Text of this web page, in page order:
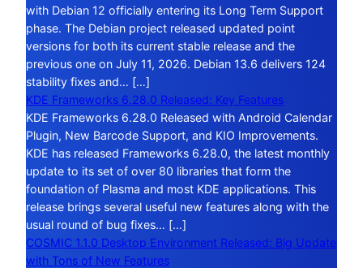
with Debian 12 officially entering its Long Term Support
phase. The Debian project released updated point
versions for both its current stable release and the
previous one on July 11, 2026. Debian 13.6 delivers 124
stability fixes and… […]
KDE Frameworks 6.28.0 Released: Key Features
KDE Frameworks 6.28.0 Released with Android Calendar
Plugin, New Barcode Support, and KIO Improvements.
KDE has released Frameworks 6.28.0, the latest monthly
update to its set of over 80 libraries that form the
foundation of Plasma and most KDE applications. This
release brings several useful new features along with the
usual round of bug fixes… […]
COSMIC 1.1.0 Desktop Environment Released: Big Update
with Tons of New Features